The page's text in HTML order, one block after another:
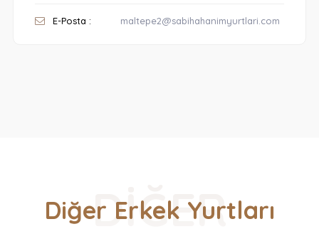
E-Posta : maltepe2@sabihahanimyurtlari.com
Diğer Erkek Yurtları
DIĞER